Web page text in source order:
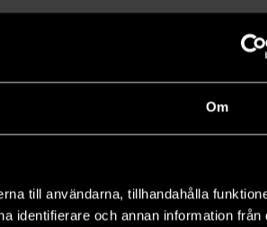
Om
till användarna, tillhandahålla
identifierare och annan information från